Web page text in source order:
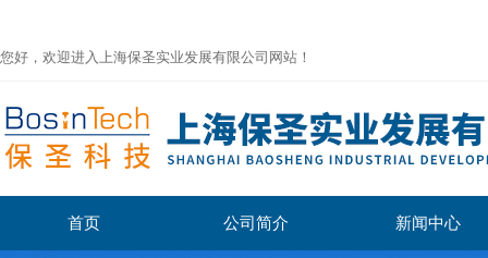
您好，欢迎进入上海保圣实业发展有限公司网站！
首页 公司简介 新闻中心